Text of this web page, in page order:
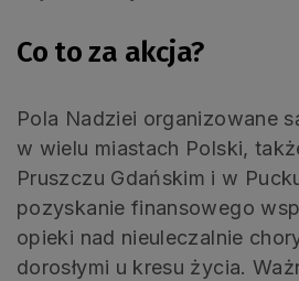
Co to za akcja?
Pola Nadziei organizowane
w wielu miastach Polski,
Pruszczu Gdańskim i w
pozyskanie finansowego
opieki nad nieuleczalnie
dorosłymi u kresu życia.